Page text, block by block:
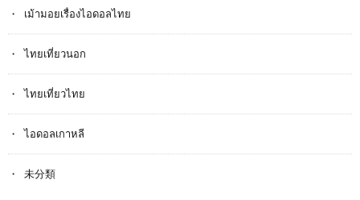
เม้ามอยเรื่องไอดอลไทย
ไทยเที่ยวนอก
ไทยเที่ยวไทย
ไอดอลเกาหลี
未分類